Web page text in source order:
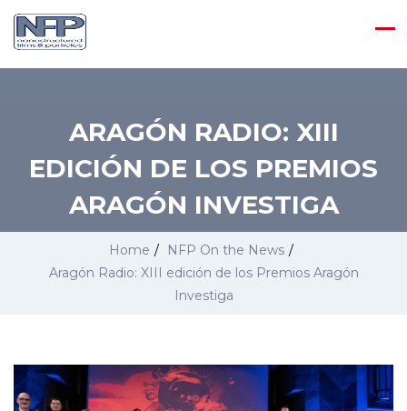
ARAGÓN RADIO: XIII
EDICIÓN DE LOS PREMIOS
ARAGÓN INVESTIGA
Home / NFP On the News /
Aragón Radio: XIII edición de los Premios Aragón
Investiga